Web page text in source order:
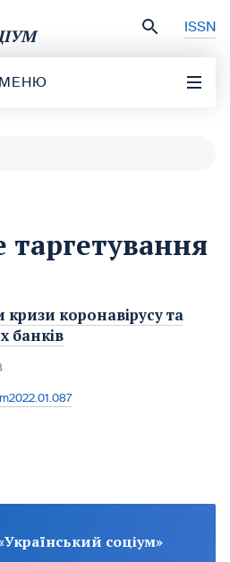
ISSN
МЕНЮ
таргетування
кризи коронавірусу та
банків
соціум»